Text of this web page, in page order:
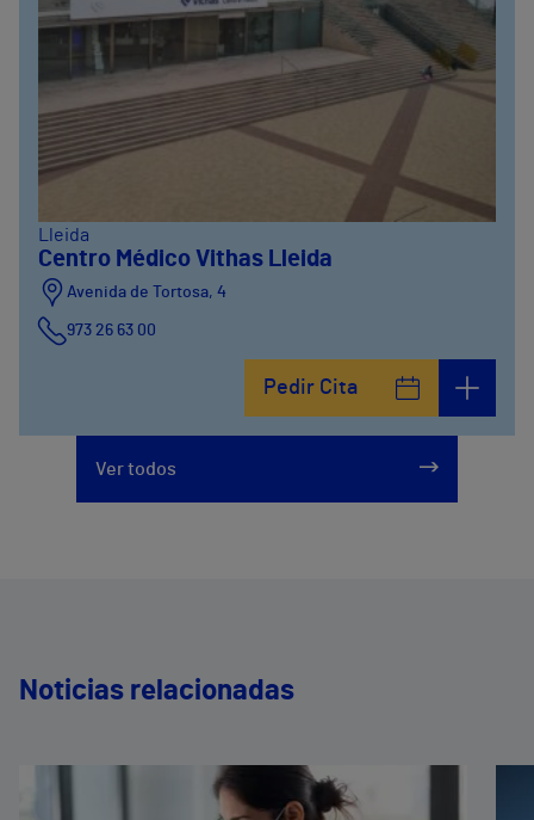
Lleida
Centro Médico Vithas Lleida
Avenida de Tortosa, 4
973 26 63 00
Pedir Cita
Ver todos
Noticias relacionadas